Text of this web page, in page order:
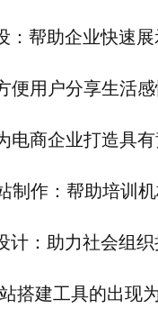
：帮助企业快速展
便用户分享生活
电商企业打造具有
制作：帮助培训
计：助力社会组
搭建工具的出现